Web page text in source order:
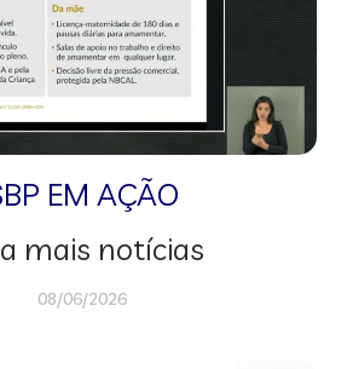
EM AÇÃO
mais notícias
08/06/2026